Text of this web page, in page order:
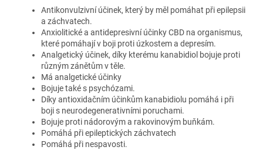
Antikonvulzivní účinek, který by měl pomáhat při epilepsii
a záchvatech.
Anxiolitické a antidepresivní účinky CBD na organismus,
které pomáhají v boji proti úzkostem a depresím.
Analgetický účinek, díky kterému kanabidiol bojuje proti
různým zánětům v těle.
Má analgetické účinky
Bojuje také s psychózami.
Díky antioxidačním účinkům kanabidiolu pomáhá i při
boji s neurodegenerativními poruchami.
Bojuje proti nádorovým a rakovinovým buňkám.
Pomáhá při epileptických záchvatech
Pomáhá při nespavosti.